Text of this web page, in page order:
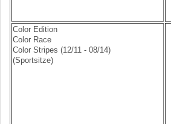
Color Edition
Color Race
Color Stripes (12/11 - 08/14)
(Sportsitze)